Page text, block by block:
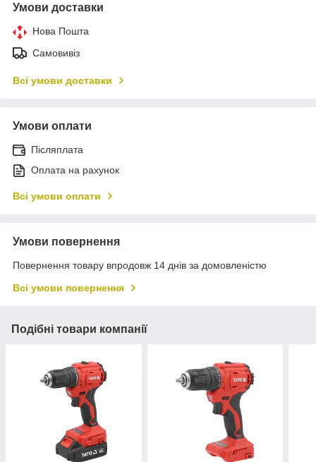
Умови доставки
Нова Пошта
Самовивіз
Всі умови доставки
Умови оплати
Післяплата
Оплата на рахунок
Всі умови оплати
Умови повернення
Повернення товару впродовж 14 днів за домовленістю
Всі умови повернення
Подібні товари компанії